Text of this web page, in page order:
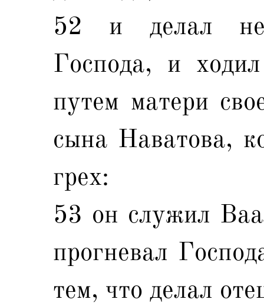
52 и делал
Господа, и
путем матери
сына Наватова,
грех:
53 он служил
прогневал
тем, что делал